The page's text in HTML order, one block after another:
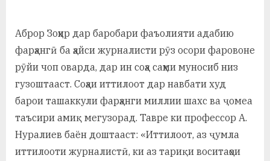
Аброр Зоҳир дар баробари фаъолияти адабию
фарҳангӣ ба ҳайси журналисти рӯз осори фаровоне
рӯйи чоп оварда, дар ин соҳа саҳми муносиб низ
гузоштааст. Соҳаи иттилоот дар навбати худ
барои ташаккули фарҳанги миллии шахс ва ҷомеа
таъсири амиқ мегузорад. Тавре ки профессор А.
Нуралиев баён доштааст: «Иттилоот, аз ҷумла
иттилооти журналистӣ, ки аз тариқи воситаҳои